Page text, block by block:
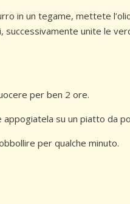
in un tegame, mettete
unite le
per ben 2 ore.
appogiatela su un piatto da
per qualche minuto.